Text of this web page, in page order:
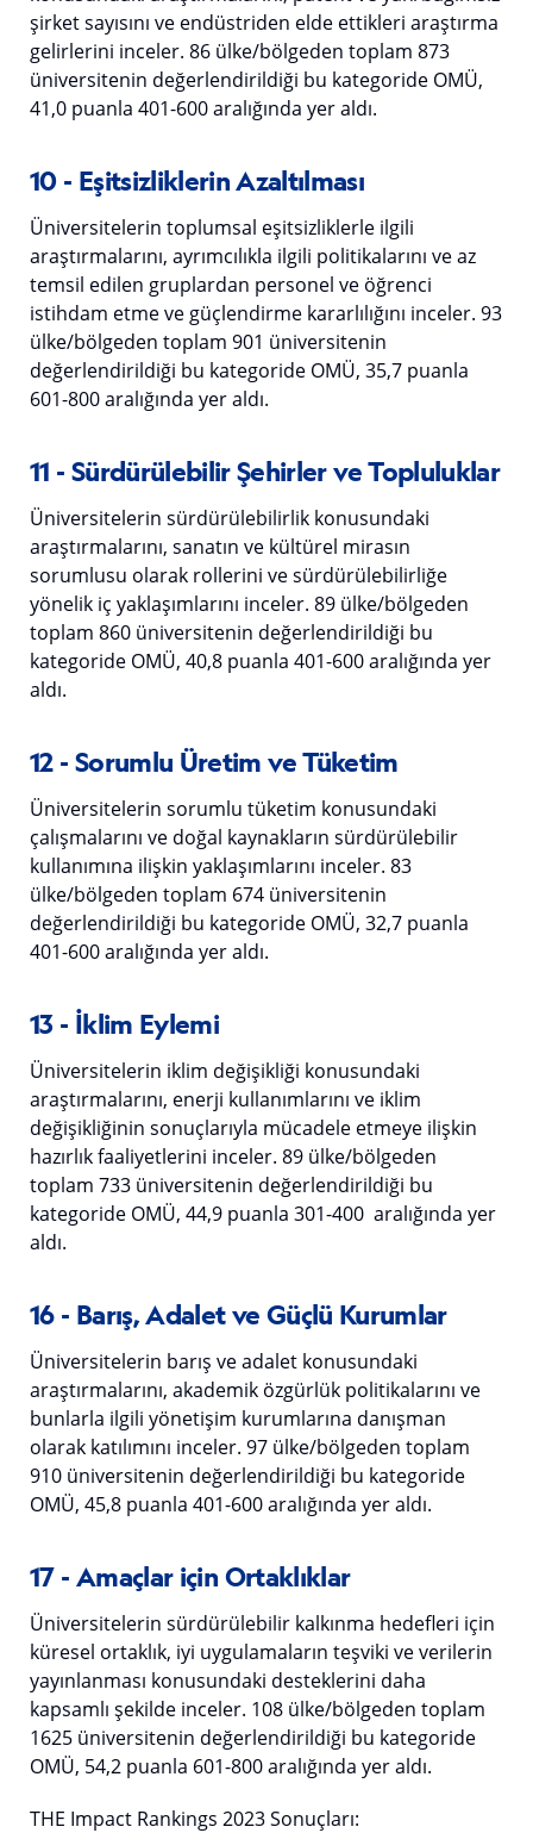
şirket sayısını ve endüstriden elde ettikleri araştırma
gelirlerini inceler. 86 ülke/bölgeden toplam 873
üniversitenin değerlendirildiği bu kategoride OMÜ,
41,0 puanla 401-600 aralığında yer aldı.
10 - Eşitsizliklerin Azaltılması
Üniversitelerin toplumsal eşitsizliklerle ilgili
araştırmalarını, ayrımcılıkla ilgili politikalarını ve az
temsil edilen gruplardan personel ve öğrenci
istihdam etme ve güçlendirme kararlılığını inceler. 93
ülke/bölgeden toplam 901 üniversitenin
değerlendirildiği bu kategoride OMÜ, 35,7 puanla
601-800 aralığında yer aldı.
11 - Sürdürülebilir Şehirler ve Topluluklar
Üniversitelerin sürdürülebilirlik konusundaki
araştırmalarını, sanatın ve kültürel mirasın
sorumlusu olarak rollerini ve sürdürülebilirliğe
yönelik iç yaklaşımlarını inceler. 89 ülke/bölgeden
toplam 860 üniversitenin değerlendirildiği bu
kategoride OMÜ, 40,8 puanla 401-600 aralığında yer
aldı.
12 - Sorumlu Üretim ve Tüketim
Üniversitelerin sorumlu tüketim konusundaki
çalışmalarını ve doğal kaynakların sürdürülebilir
kullanımına ilişkin yaklaşımlarını inceler. 83
ülke/bölgeden toplam 674 üniversitenin
değerlendirildiği bu kategoride OMÜ, 32,7 puanla
401-600 aralığında yer aldı.
13 - İklim Eylemi
Üniversitelerin iklim değişikliği konusundaki
araştırmalarını, enerji kullanımlarını ve iklim
değişikliğinin sonuçlarıyla mücadele etmeye ilişkin
hazırlık faaliyetlerini inceler. 89 ülke/bölgeden
toplam 733 üniversitenin değerlendirildiği bu
kategoride OMÜ, 44,9 puanla 301-400 aralığında yer
aldı.
16 - Barış, Adalet ve Güçlü Kurumlar
Üniversitelerin barış ve adalet konusundaki
araştırmalarını, akademik özgürlük politikalarını ve
bunlarla ilgili yönetişim kurumlarına danışman
olarak katılımını inceler. 97 ülke/bölgeden toplam
910 üniversitenin değerlendirildiği bu kategoride
OMÜ, 45,8 puanla 401-600 aralığında yer aldı.
17 - Amaçlar için Ortaklıklar
Üniversitelerin sürdürülebilir kalkınma hedefleri için
küresel ortaklık, iyi uygulamaların teşviki ve verilerin
yayınlanması konusundaki desteklerini daha
kapsamlı şekilde inceler. 108 ülke/bölgeden toplam
1625 üniversitenin değerlendirildiği bu kategoride
OMÜ, 54,2 puanla 601-800 aralığında yer aldı.
THE Impact Rankings 2023 Sonuçları: